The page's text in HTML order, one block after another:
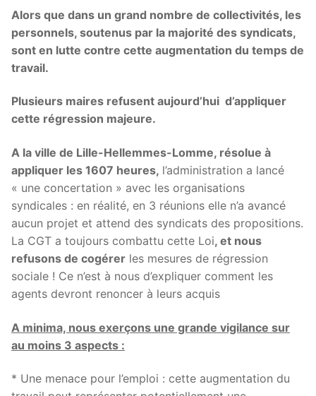
Alors que dans un grand nombre de collectivités, les
personnels, soutenus par la majorité des syndicats,
sont en lutte contre cette augmentation du temps de
travail.
Plusieurs maires refusent aujourd’hui d’appliquer
cette régression majeure.
A la ville de Lille-Hellemmes-Lomme, résolue à
appliquer les 1607 heures, l’administration a lancé
« une concertation » avec les organisations
syndicales : en réalité, en 3 réunions elle n’a avancé
aucun projet et attend des syndicats des propositions.
La CGT a toujours combattu cette Loi, et nous
refusons de cogérer les mesures de régression
sociale ! Ce n’est à nous d’expliquer comment les
agents devront renoncer à leurs acquis
A minima, nous exerçons une grande vigilance sur
au moins 3 aspects :
* Une menace pour l’emploi : cette augmentation du